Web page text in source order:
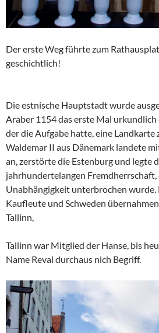
Der erste Weg führte zum
geschichtlich!
Die estnische Hauptstadt wurde
Araber 1154 das erste Mal urkundlich
der die Aufgabe hatte, eine Landkarte
Waldemar II aus Dänemark landete
an, zerstörte die Estenburg und legte
jahrhundertelangen
Unabhängigkeit unterbrochen wurde.
Kaufleute und Schweden
Tallinn,
Tallinn war Mitglied der Hanse, bis
Name Reval durchaus nich Begriff.